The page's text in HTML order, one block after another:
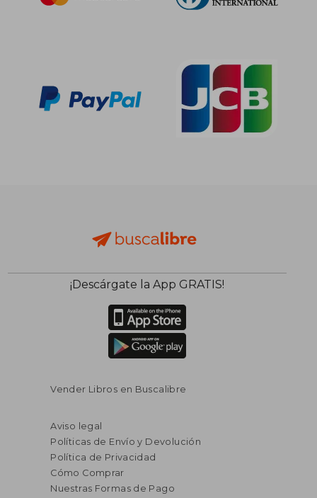
¡Descárgate la App GRATIS!
Vender Libros en Buscalibre
Aviso legal
Políticas de Envío y Devolución
Política de Privacidad
Cómo Comprar
Nuestras Formas de Pago